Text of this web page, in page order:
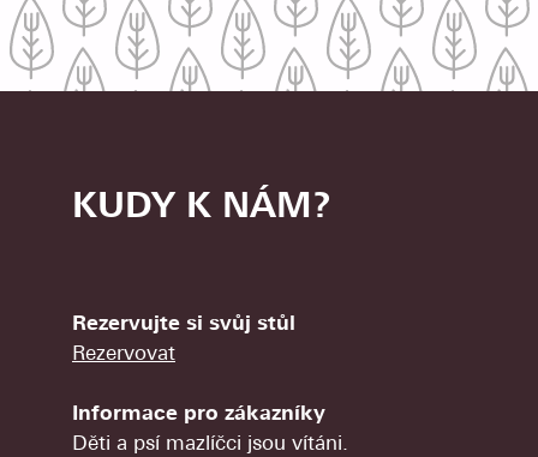
KUDY K NÁM?
Rezervujte si svůj stůl
Rezervovat
Informace pro zákazníky
Děti a psí mazlíčci jsou vítáni.